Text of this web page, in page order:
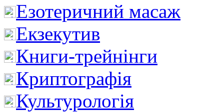
Езотеричний масаж
Екзекутив
Книги-трейнінги
Криптографія
Культурологія